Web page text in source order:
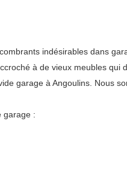
indésirables dans
à de vieux meubles
garage à Angoulins. Nous
garage :